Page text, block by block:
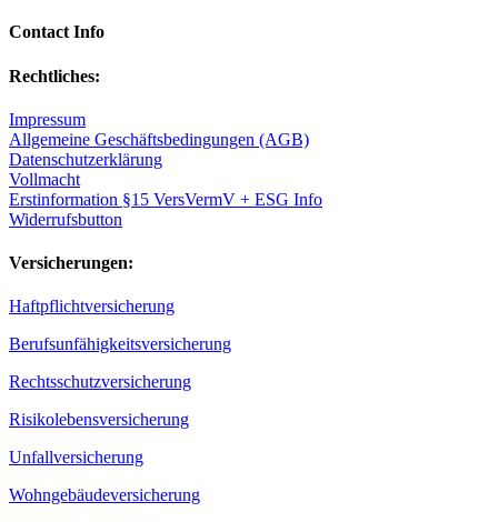
Contact Info
Rechtliches:
Impressum
Allgemeine Geschäftsbedingungen (AGB)
Datenschutzerklärung
Vollmacht
Erstinformation §15 VersVermV + ESG Info
Widerrufsbutton
Versicherungen:
Haftpflichtversicherung
Berufsunfähigkeitsversicherung
Rechtsschutzversicherung
Risikolebensversicherung
Unfallversicherung
Wohngebäudeversicherung